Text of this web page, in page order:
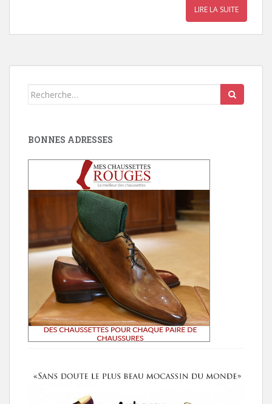
LIRE LA SUITE
Search
BONNES ADRESSES